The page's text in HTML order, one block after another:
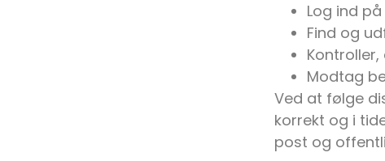
Log ind på
Find og
Modtag
Ved at følge
korrekt og i
post og